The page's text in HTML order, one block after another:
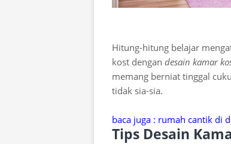
Hitung-hitung belajar
kost dengan desain kamar
memang berniat tinggal
tidak sia-sia.
baca juga : rumah cantik di
Tips Desain